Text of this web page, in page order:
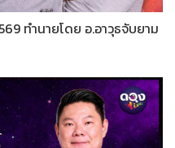
ทำนายโดย อ.อาวุธจับยาม